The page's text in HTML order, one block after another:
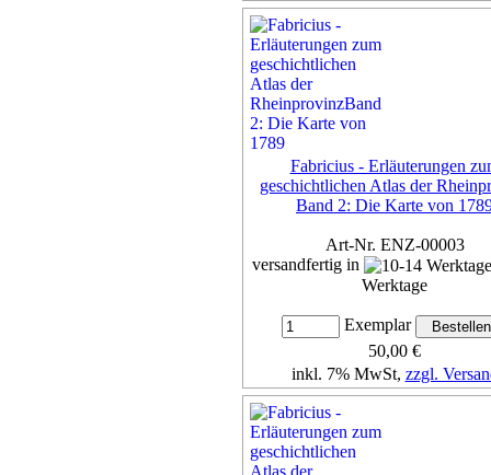
Fabricius - Erläuterungen
geschichtlichen Atlas der
Band 2: Die Karte von
Art-Nr. ENZ-00003
versandfertig in
Werktage
Exemplar
50,00 €
inkl. 7% MwSt, zzgl.